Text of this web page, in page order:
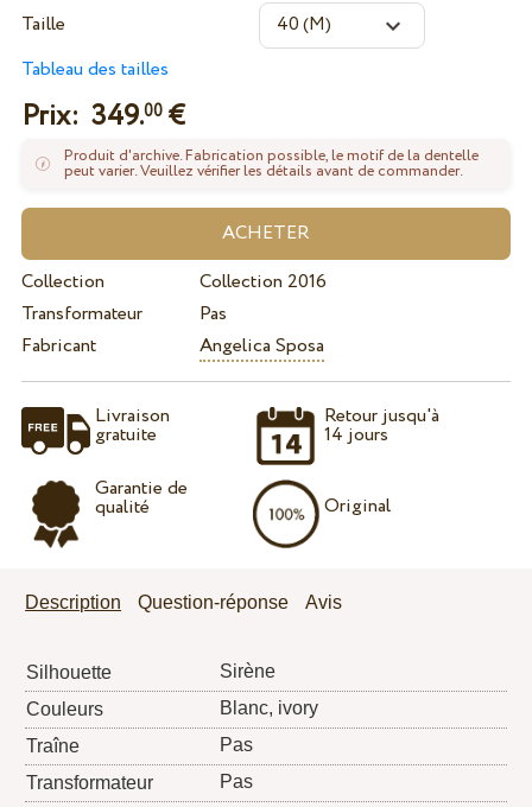
Taille
Tableau des tailles
Prix: 349.00€
Produit d'archive. Fabrication possible, le motif de la dentelle
peut varier. Veuillez vérifier les détails avant de commander.
Collection
Collection 2016
Transformateur
Pas
Fabricant
Angelica Sposa
Livraison
gratuite
Garantie de
qualité
Retour jusqu'à
14 jours
Original
Description Question-réponse Avis
Silhouette
Sirène
Couleurs
Blanc, ivory
Traîne
Pas
Transformateur
Pas